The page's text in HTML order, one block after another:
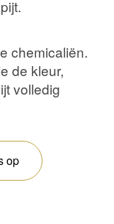
chemicaliën.
de kleur,
volledig
op